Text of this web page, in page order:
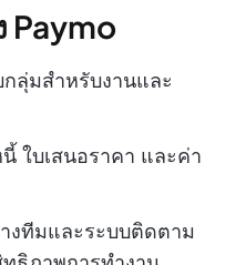
Paymo
กลุ่มสำหรับงานและ
ใบเสนอราคา และค่า
งทีมและระบบติดตาม